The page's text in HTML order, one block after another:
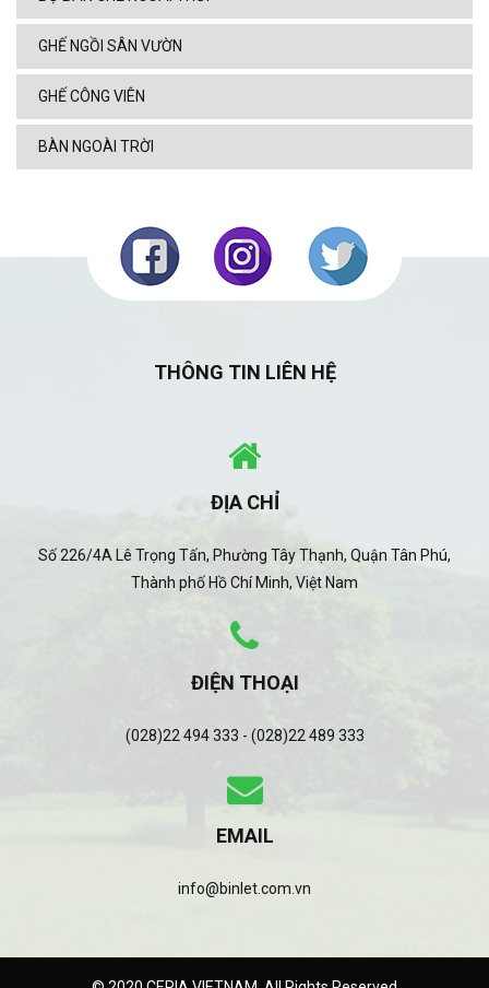
GHẾ NGỒI SÂN VƯỜN
GHẾ CÔNG VIÊN
BÀN NGOÀI TRỜI
THÔNG TIN LIÊN HỆ
ĐỊA CHỈ
Số 226/4A Lê Trọng Tấn, Phường Tây Thạnh, Quận Tân Phú,
Thành phố Hồ Chí Minh, Việt Nam
ĐIỆN THOẠI
(028)22 494 333 - (028)22 489 333
EMAIL
info@binlet.com.vn